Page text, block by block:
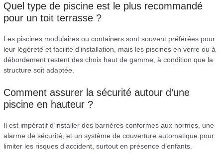
Quel type de piscine est le plus recommandé
pour un toit terrasse ?
Les piscines modulaires ou containers sont souvent préférées pour
leur légèreté et facilité d’installation, mais les piscines en verre ou à
débordement restent des choix haut de gamme, à condition que la
structure soit adaptée.
Comment assurer la sécurité autour d’une
piscine en hauteur ?
Il est impératif d’installer des barrières conformes aux normes, une
alarme de sécurité, et un système de couverture automatique pour
limiter les risques d’accident, surtout en présence d’enfants.